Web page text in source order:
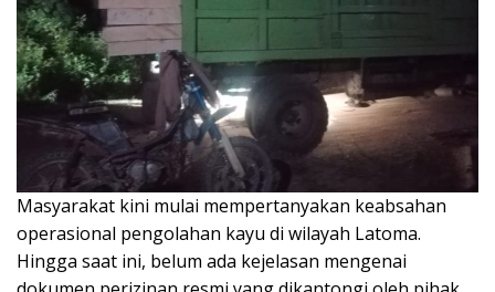
Masyarakat kini mulai mempertanyakan keabsahan
operasional pengolahan kayu di wilayah Latoma.
Hingga saat ini, belum ada kejelasan mengenai